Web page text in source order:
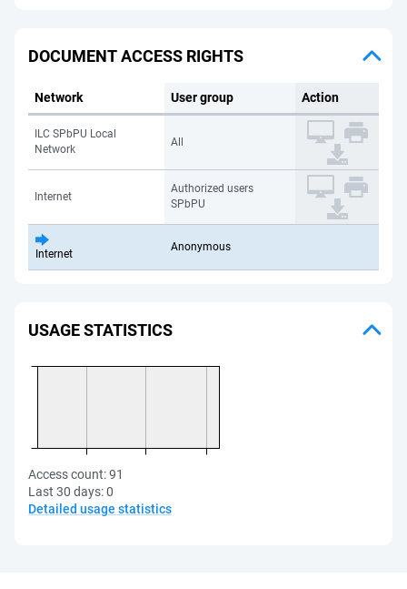
DOCUMENT ACCESS RIGHTS
Network User group Action
ILC SPbPU Local
Network
All
Internet
Authorized users
SPbPU
Internet
Anonymous
USAGE STATISTICS
Access count:91
Last 30 days:0
Detailed usage statistics